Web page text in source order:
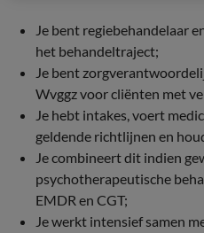
Je bent regiebehandelaar
het behandeltraject;
Je bent
Wvggz voor cliënten met
Je hebt intakes, voert
geldende richtlijnen en
Je combineert dit indien
psychotherapeutische
EMDR en CGT;
Je werkt intensief samen